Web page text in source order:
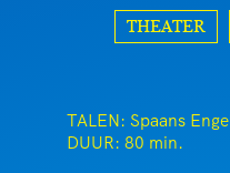
THEATER
TALEN: Spaans
DUUR: 80 min.